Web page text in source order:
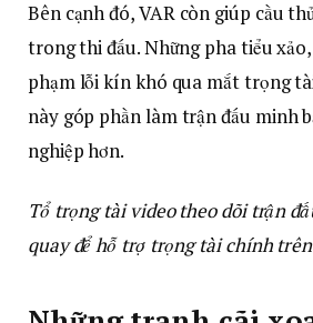
Bên cạnh đó, VAR còn giúp cầu
trong thi đấu. Những pha tiểu
phạm lỗi kín khó qua mắt trọng
này góp phần làm trận đấu minh
nghiệp hơn.
Tổ trọng tài video theo dõi trận
quay để hỗ trợ trọng tài chính